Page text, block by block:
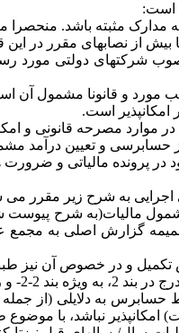
است:
مثبته باشد.
از نصابهای مقرر در
خاص به بودجه های مصوب
در موارد مصرحه قانونی و
حسابرسی و تعیین درآمد
در پرونده مالیاتی و
ضمیمه گزارش اصلی به
تکمیل و در خصوص آن نیز
تعیین شود.
به دلایلی (از جمله
شماره 925/78/م مورخ 12/7/1378 سازمان حسابرسی